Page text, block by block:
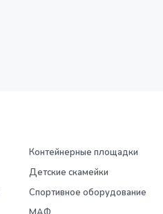
Контейнерные площадки
Детские скамейки
Спортивное оборудование